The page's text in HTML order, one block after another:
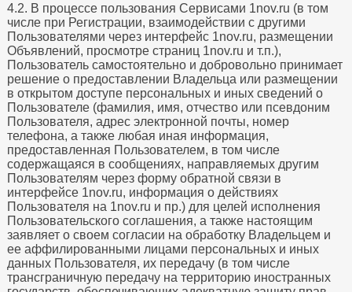
4.2. В процессе пользования Сервисами 1nov.ru (в том
числе при Регистрации, взаимодействии с другими
Пользователями через интерфейс 1nov.ru, размещении
Объявлений, просмотре страниц 1nov.ru и т.п.),
Пользователь самостоятельно и добровольно принимает
решение о предоставлении Владельца или размещении
в открытом доступе персональных и иных сведений о
Пользователе (фамилия, имя, отчество или псевдоним
Пользователя, адрес электронной почты, номер
телефона, а также любая иная информация,
предоставленная Пользователем, в том числе
содержащаяся в сообщениях, направляемых другим
Пользователям через форму обратной связи в
интерфейсе 1nov.ru, информация о действиях
Пользователя на 1nov.ru и пр.) для целей исполнения
Пользовательского соглашения, а также настоящим
заявляет о своем согласии на обработку Владельцем и
ее аффилированными лицами персональных и иных
данных Пользователя, их передачу (в том числе
трансграничную передачу на территорию иностранных